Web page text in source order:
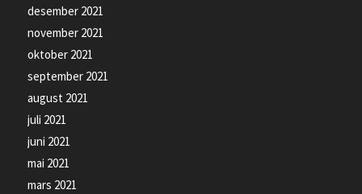
desember 2021
november 2021
oktober 2021
september 2021
august 2021
juli 2021
juni 2021
mai 2021
mars 2021